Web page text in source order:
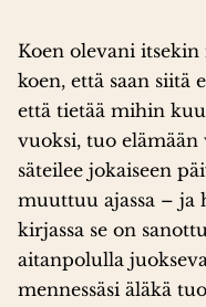
Koen olevani
koen, että saan siitä
että tietää mihin
vuoksi, tuo
säteilee jokaiseen
muuttuu ajassa – ja
kirjassa se on
aitanpolulla
mennessäsi äläkä